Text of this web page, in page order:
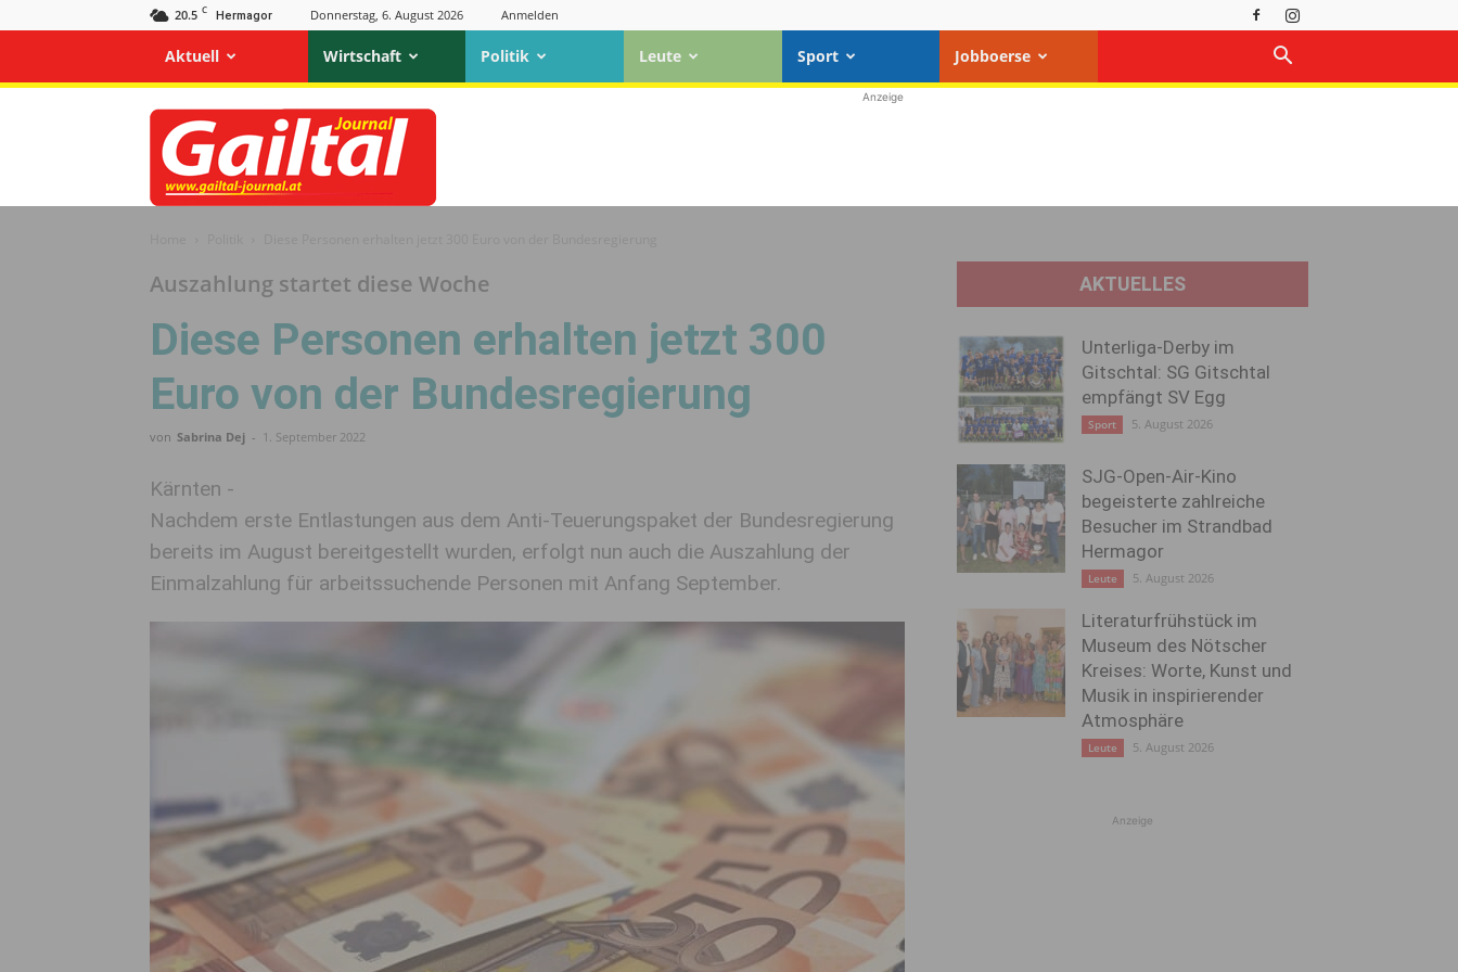
20.5 C Hermagor Donnerstag, 6. August 2026 Anmelden
Aktuell Wirtschaft Politik Leute Sport Jobboerse
Gailtal
Journal
Anzeige
Auszahlung startet diese Woche
Diese Personen erhalten jetzt 300
Euro von der Bundes­regierung
von Sabrina Dej - 1. September 2022
Kärnten -
Nachdem erste Entlastungen aus dem Anti-Teuerungspaket der Bundesregierung
bereits im August bereitgestellt wurden, erfolgt nun auch die Auszahlung der
Einmalzahlung für arbeitssuchende Personen mit Anfang September.
AKTUELLES
Unterliga-Derby im
Gitschtal: SG Gitschtal
empfängt SV Egg
Sport 5. August 2026
SJG-Open-Air-Kino
begeisterte zahlreiche
Besucher im Strandbad
Hermagor
Leute 5. August 2026
Literaturfrühstück im
Museum des Nötscher
Kreises: Worte, Kunst und
Musik in inspirierender
Atmosphäre
Leute 5. August 2026
Anzeige